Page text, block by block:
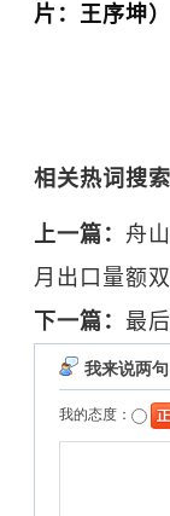
片：王序坤）
相关热词搜索
上一篇： 舟
月出口量额
下一篇：最